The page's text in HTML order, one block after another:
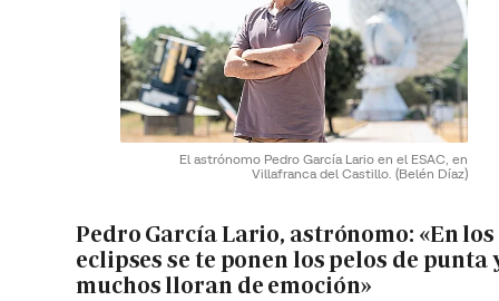
El astrónomo Pedro García Lario en el ESAC, en
Villafranca del Castillo. (Belén Díaz)
Pedro García Lario, astrónomo: «En los
eclipses se te ponen los pelos de punta
muchos lloran de emoción»